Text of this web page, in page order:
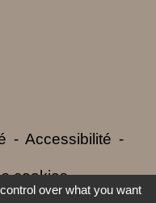
- Accessibilité -
cookies
over what you want